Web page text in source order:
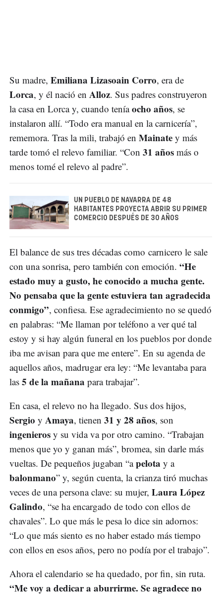
Su madre, Emiliana Lizasoain Corro, era de
Lorca, y él nació en Alloz. Sus padres construyeron
la casa en Lorca y, cuando teníaocho años, se
instalaron allí. “Todo era manual en la carnicería”,
rememora. Tras la mili, trabajó en Mainate y más
tarde tomó el relevo familiar. “Con 31 años más o
menos tomé el relevo al padre”.
UN PUEBLO DE NAVARRA DE 48
HABITANTES PROYECTA ABRIR SU PRIMER
COMERCIO DESPUÉS DE 30 AÑOS
El balance de sus tres décadas como carnicero le sale
con una sonrisa, pero también con emoción. “He
estado muy a gusto, he conocido a mucha gente.
No pensaba que la gente estuviera tan agradecida
conmigo”, confiesa. Ese agradecimiento no se quedó
en palabras: “Me llaman por teléfono a ver qué tal
estoy y si hay algún funeral en los pueblos por donde
iba me avisan para que me entere”. En su agenda de
aquellos años, madrugar era ley: “Me levantaba para
las 5 de la mañana para trabajar”.
En casa, el relevo no ha llegado. Sus dos hijos,
Sergio y Amaya, tienen 31 y 28 años, son
ingenieros y su vida va por otro camino. “Trabajan
menos que yo y ganan más”, bromea, sin darle más
vueltas. De pequeños jugaban “apelota y a
balonmano” y, según cuenta, la crianza tiró muchas
veces de una persona clave: su mujer, Laura López
Galindo, “se ha encargado de todo con ellos de
chavales”. Lo que más le pesa lo dice sin adornos:
“Lo que más siento es no haber estado más tiempo
con ellos en esos años, pero no podía por el trabajo”.
Ahora el calendario se ha quedado, por fin, sin ruta.
“Me voy a dedicar a aburrirme. Se agradece no